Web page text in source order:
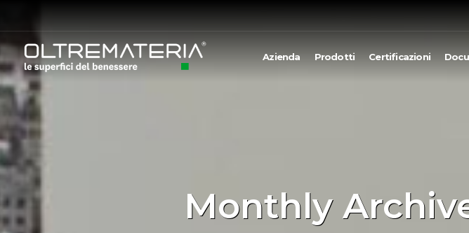
Azienda Prodotti Certificazioni
Monthly